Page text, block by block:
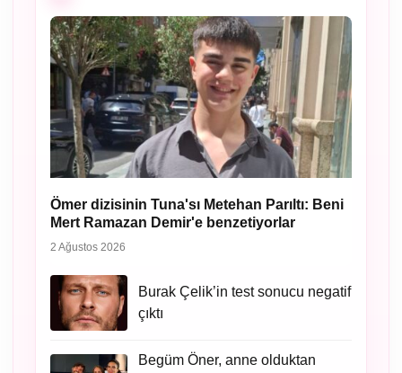
Ömer dizisinin Tuna'sı Metehan Parıltı: Beni
Mert Ramazan Demir'e benzetiyorlar
2 Ağustos 2026
Burak Çelik’in test sonucu negatif
çıktı
Begüm Öner, anne olduktan